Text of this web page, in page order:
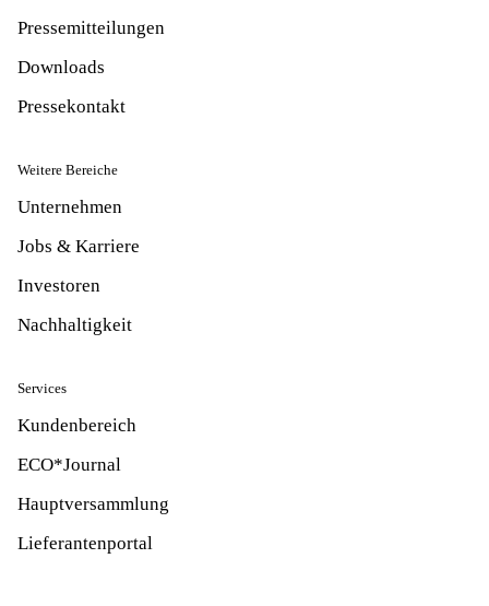
Pressemitteilungen
Downloads
Pressekontakt
Weitere Bereiche
Unternehmen
Jobs & Karriere
Investoren
Nachhaltigkeit
Services
Kundenbereich
ECO*Journal
Hauptversammlung
Lieferantenportal